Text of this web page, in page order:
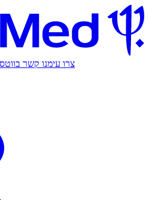
צרו עימנו קשר